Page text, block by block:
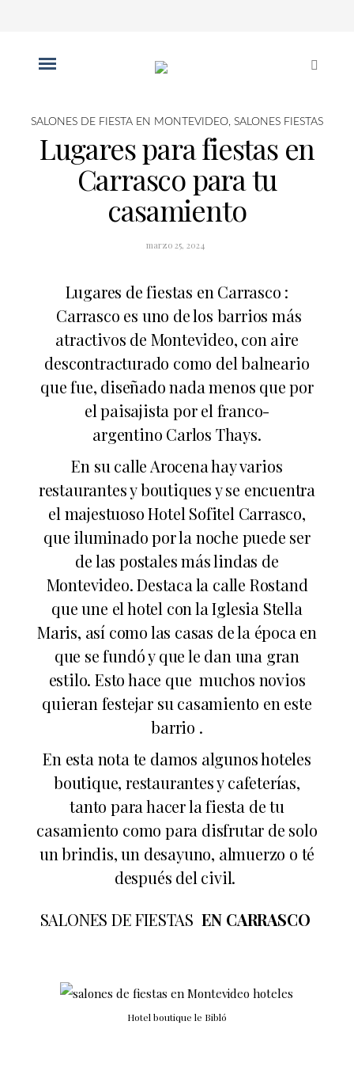
SALONES DE FIESTA EN MONTEVIDEO, SALONES FIESTAS
Lugares para fiestas en
Carrasco para tu
casamiento
marzo 25, 2024
Lugares de fiestas en Carrasco :
Carrasco es uno de los barrios más
atractivos de Montevideo, con aire
descontracturado como del balneario
que fue, diseñado nada menos que por
el paisajista por el franco-
argentino Carlos Thays.
En su calle Arocena hay varios
restaurantes y boutiques y se encuentra
el majestuoso Hotel Sofitel Carrasco,
que iluminado por la noche puede ser
de las postales más lindas de
Montevideo. Destaca la calle Rostand
que une el hotel con la Iglesia Stella
Maris, así como las casas de la época en
que se fundó y que le dan una gran
estilo. Esto hace que muchos novios
quieran festejar su casamiento en este
barrio .
En esta nota te damos algunos hoteles
boutique, restaurantes y cafeterías,
tanto para hacer la fiesta de tu
casamiento como para disfrutar de solo
un brindis, un desayuno, almuerzo o té
después del civil.
SALONES DE FIESTAS EN CARRASCO
Hotel boutique le Bibló